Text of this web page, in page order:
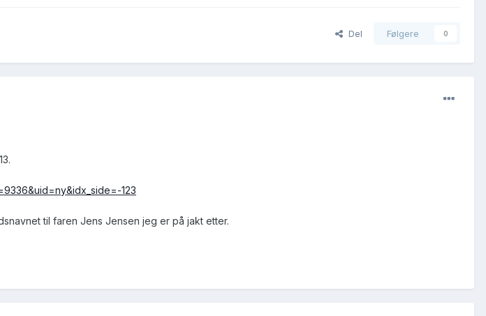
Del Følgere 0
123
til faren Jens Jensen jeg er på jakt etter.